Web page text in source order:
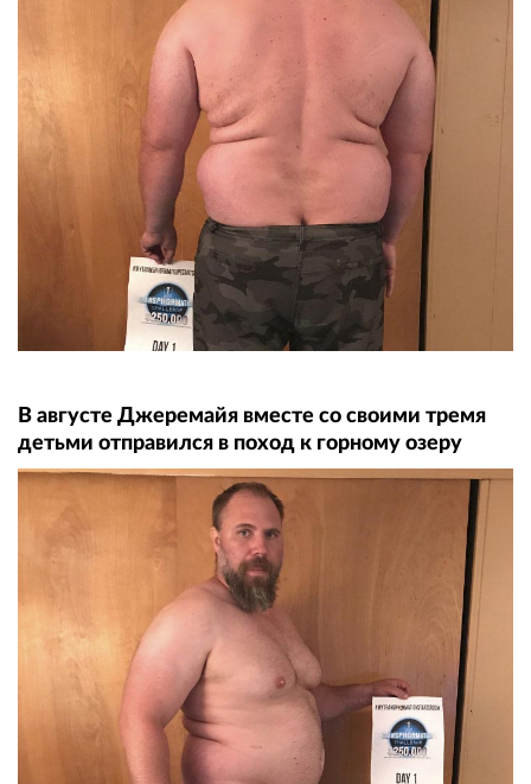
В августе Джеремайя вместе со своими тремя
детьми отправился в поход к горному озеру